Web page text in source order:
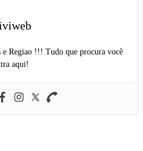
Regiao !!! Tudo que procura você
aqui!